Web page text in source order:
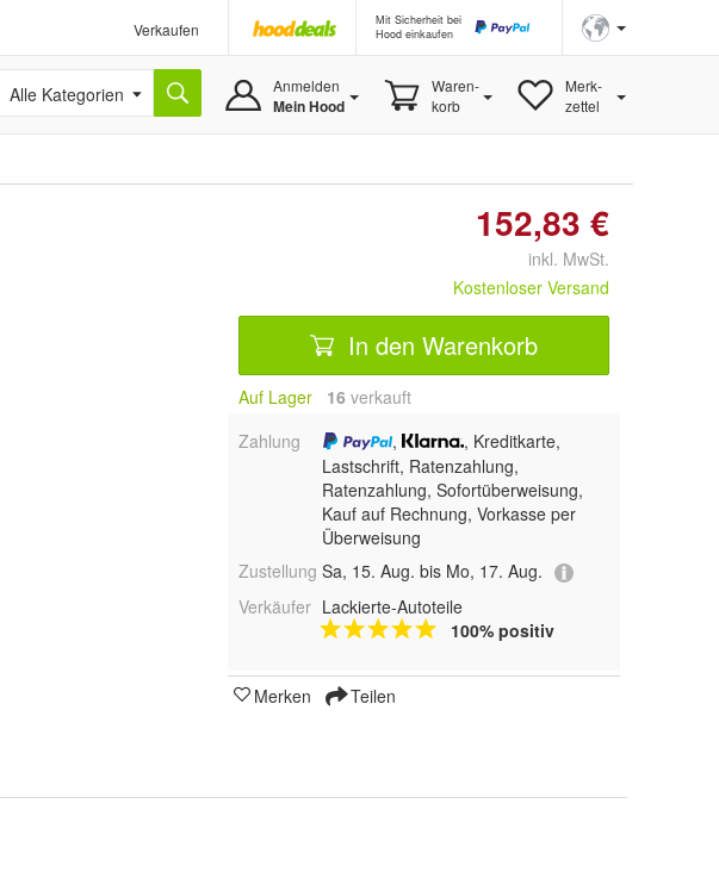
Verkaufen
Mit Sicherheit bei
Hood einkaufen
Alle Kategorien Anmelden
Mein Hood
Waren-
korb
Merk-
zettel
152,83 €
inkl. MwSt.
Kostenloser Versand
In den Warenkorb
Auf Lager 16 verkauft
Zahlung
,
, Kreditkarte,
Lastschrift, Ratenzahlung,
Ratenzahlung, Sofortüberweisung,
Kauf auf Rechnung, Vorkasse per
Überweisung
Zustellung Sa, 15. Aug. bis Mo, 17. Aug.
Verkäufer Lackierte-Autoteile
100% positiv
Merken Teilen